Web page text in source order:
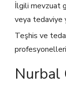
İlgili mevzuat
veya tedaviye
Teşhis ve
Nurbal